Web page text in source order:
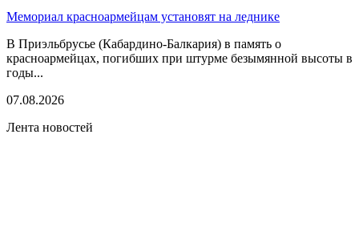
Мемориал красноармейцам установят на леднике
В Приэльбрусье (Кабардино-Балкария) в память о
красноармейцах, погибших при штурме безымянной высоты в
годы...
07.08.2026
Лента новостей